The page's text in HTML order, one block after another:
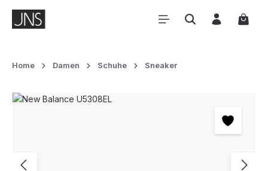
Zum Hauptinhalt springen
Home Damen Schuhe Sneaker
Bildergalerie überspringen